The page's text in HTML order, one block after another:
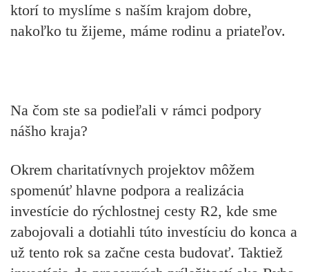
ktorí to myslíme s naším krajom dobre,
nakoľko tu žijeme, máme rodinu a priateľov.
Na čom ste sa podieľali v rámci podpory
nášho kraja?
Okrem charitatívnych projektov môžem
spomenúť hlavne podpora a realizácia
investície do rýchlostnej cesty R2, kde sme
zabojovali a dotiahli túto investíciu do konca a
už tento rok sa začne cesta budovať. Taktiež